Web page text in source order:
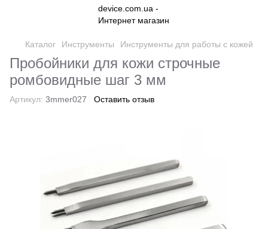
Каталог Инструменты Инструменты для работы с кожей
Пробойники для кожи строчные
ромбовидные шаг 3 мм
Артикул: 3mmer027 Оставить отзыв